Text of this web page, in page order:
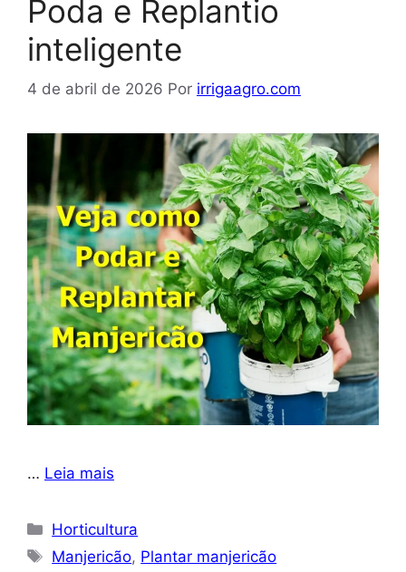
Poda e Replantio
inteligente
4 de abril de 2026 Por irrigaagro.com
… Leia mais
Categorias
Horticultura
Tags
Manjericão, Plantar manjericão